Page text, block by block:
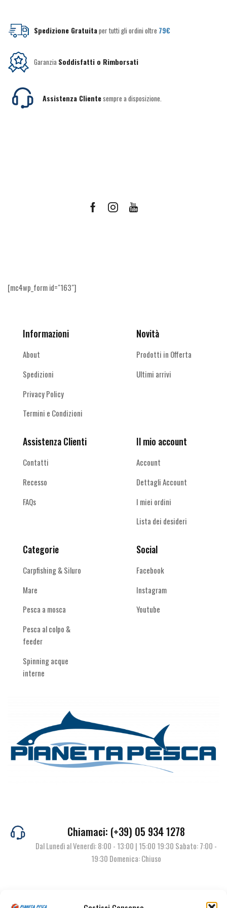
Spedizione Gratuitaper tutti gli ordini oltre 79€
Garanzia Soddisfatti o Rimborsati
Assistenza Clientesempre a disposizione.
FacebookInstagramYoutube
[mc4wp_form id="163"]
Informazioni
About
Spedizioni
Privacy Policy
Termini e Condizioni
Novità
Prodotti in Offerta
Ultimi arrivi
Assistenza Clienti
Contatti
Recesso
FAQs
Il mio account
Account
Dettagli Account
I miei ordini
Lista dei desideri
Categorie
Carpfishing & Siluro
Mare
Pesca a mosca
Pesca al colpo &
feeder
Spinning acque
interne
Social
Facebook
Instagram
Youtube
Chiamaci: (+39) 05 934 1278
Dal Lunedì al Venerdì: 8:00 - 13:00 | 15:00 19:30 Sabato: 7:00 -
19:30 Domenica: Chiuso